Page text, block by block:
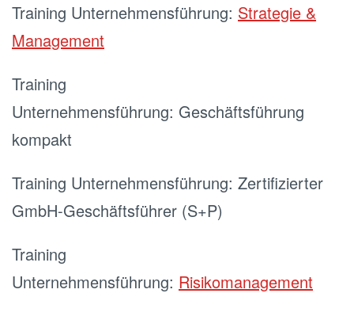
Training Unternehmensführung: Strategie &
Management
Training
Unternehmensführung: Geschäftsführung
kompakt
Training Unternehmensführung: Zertifizierter
GmbH-Geschäftsführer (S+P)
Training
Unternehmensführung: Risikomanagement